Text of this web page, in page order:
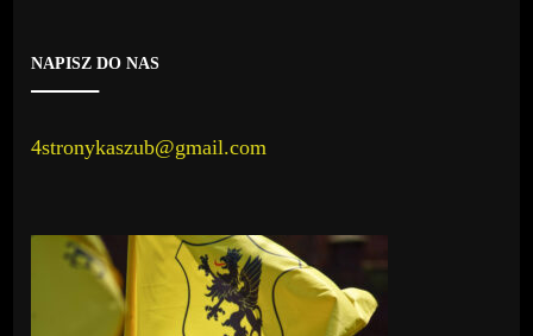
NAPISZ DO NAS
4stronykaszub@gmail.com